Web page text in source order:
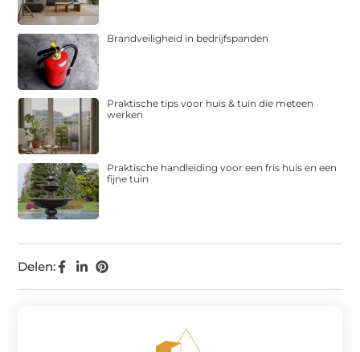
Delen:
Brandveiligheid in bedrijfspanden
Praktische tips voor huis & tuin die meteen
werken
Praktische handleiding voor een fris huis en een
fijne tuin